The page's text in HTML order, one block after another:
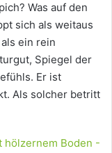
Was auf den
sich als weitaus
ein rein
Spiegel der
Er ist
Als solcher betritt
hölzernem Boden -